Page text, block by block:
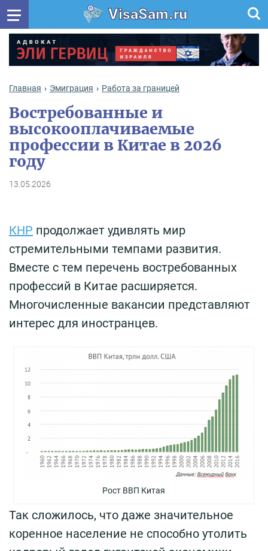
VisaSam.ru
Главная Эмиграция Работа за границей
Востребованные и
высокооплачиваемые
профессии в Китае в 2026
году
13.05.2026
КНР продолжает удивлять мир
стремительными темпами развития.
Вместе с тем перечень востребованных
профессий в Китае расширяется.
Многочисленные вакансии представляют
интерес для иностранцев.
Рост ВВП Китая
Так сложилось, что даже значительное
коренное население не способно утолить